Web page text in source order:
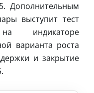
Дополнительным
выступит тест
индикаторе
варианта роста
и закрытие